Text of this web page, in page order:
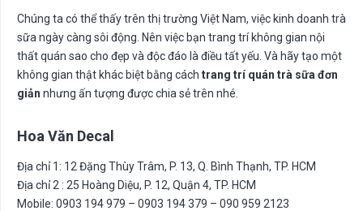
Chúng ta có thể thấy trên thị trường Việt Nam, việc kinh doanh trà
sữa ngày càng sôi động. Nên việc bạn trang trí không gian nội
thất quán sao cho đẹp và độc đáo là điều tất yếu. Và hãy tạo một
không gian thật khác biệt bằng cách trang trí quán trà sữa đơn
giản nhưng ấn tượng được chia sẻ trên nhé.
Hoa Văn Decal
Địa chỉ 1: 12 Đặng Thùy Trâm, P. 13, Q. Bình Thạnh, TP. HCM
Địa chỉ 2 : 25 Hoàng Diệu, P. 12, Quận 4, TP. HCM
Mobile: 0903 194 979 – 0903 194 379 – 090 959 2123